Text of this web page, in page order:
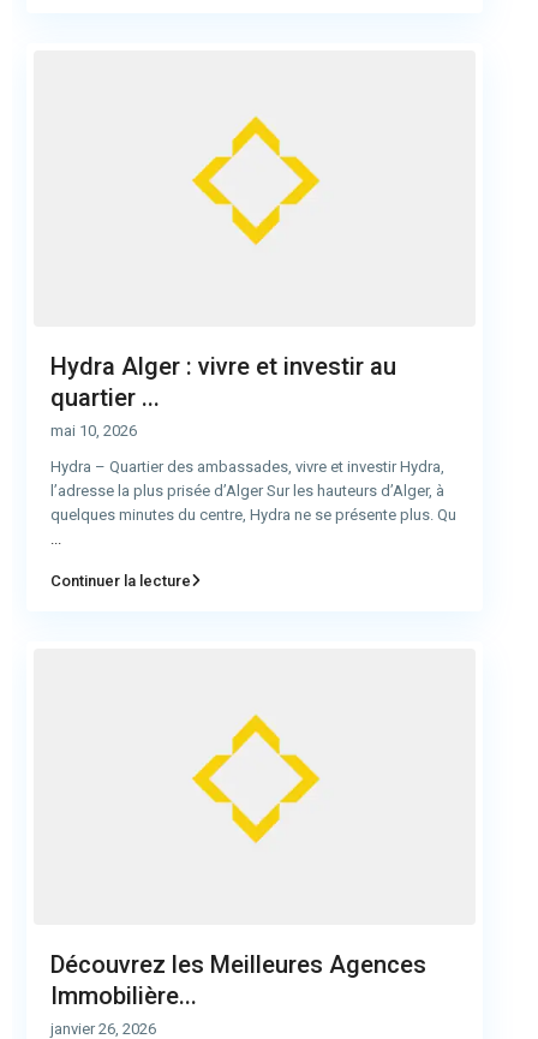
Hydra Alger : vivre et investir au
quartier ...
mai 10, 2026
Hydra – Quartier des ambassades, vivre et investir Hydra,
l’adresse la plus prisée d’Alger Sur les hauteurs d’Alger, à
quelques minutes du centre, Hydra ne se présente plus. Qu
Continuer la lecture
Découvrez les Meilleures Agences
Immobilière...
janvier 26, 2026